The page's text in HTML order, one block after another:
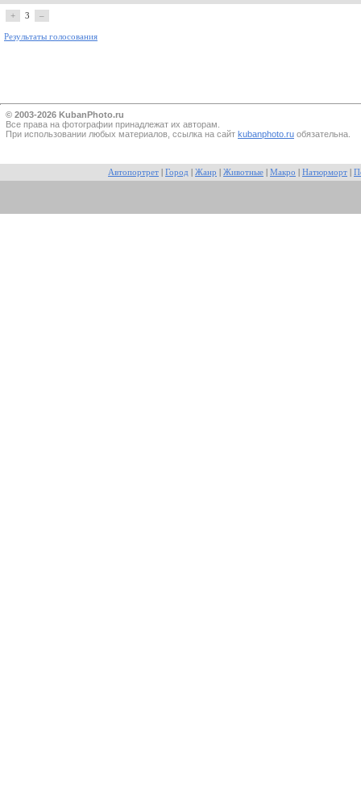
+ 3 –
Результаты голосования
© 2003-2026 KubanPhoto.ru
Все прaва на фотографии принадлежат их авторам.
При использовании любых материалов, ссылка на сайт kubanphoto.ru обязательна.
Автопортрет Город Жанр Животные Макро Натюрморт